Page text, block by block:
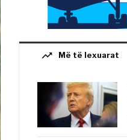
trending_up Më të lexuarat